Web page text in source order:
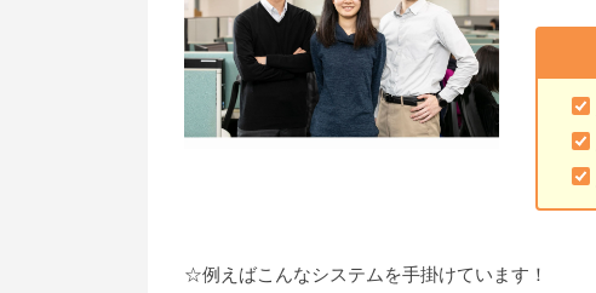
☆例えばこんなシステムを手掛けています！